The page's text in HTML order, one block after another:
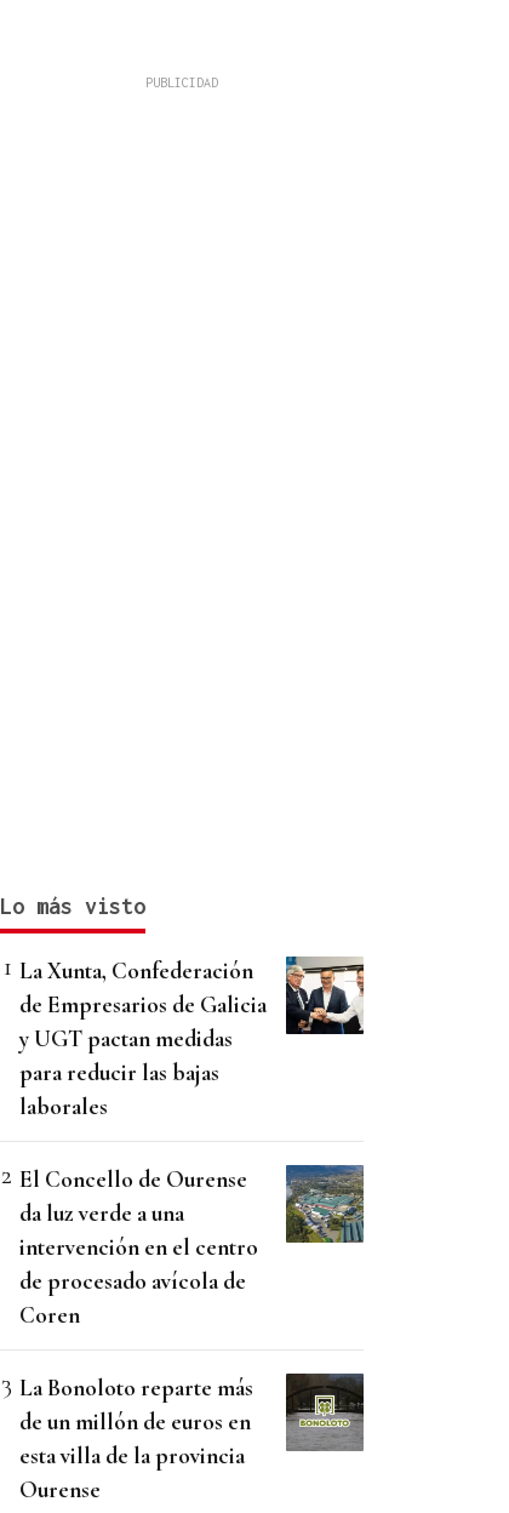
Lo más visto
La Xunta, Confederación
de Empresarios de Galicia
y UGT pactan medidas
para reducir las bajas
laborales
El Concello de Ourense
da luz verde a una
intervención en el centro
de procesado avícola de
Coren
La Bonoloto reparte más
de un millón de euros en
esta villa de la provincia
Ourense